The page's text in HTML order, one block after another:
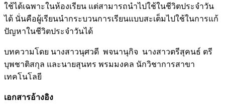
ใช้ได้เฉพาะในห้องเรียน แต่สามารถนำไปใช้ในชีวิตประจำวัน
ได้ นั่นคือผู้เรียนนำกระบวนการเรียนแบบสะเต็มไปใช้ในการแก้
ปัญหาในชีวิตประจำวันได้
บทความโดย นางสาวนุศวดี พจนานุกิจ นางสาวตรีสุคนธ์ ตรี
บุพชาติสกุล และนายสุนทร พรมมงคล นักวิชาการสาขา
เทคโนโลยี
เอกสารอ้างอิง